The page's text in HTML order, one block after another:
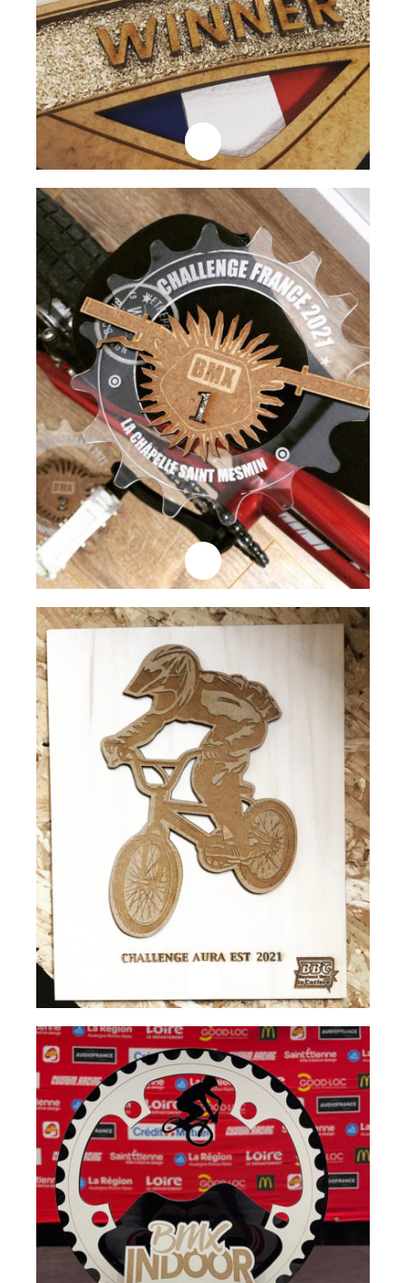
Lire la suite
Lire la suite
Professionnels
Plaque Trophée
Lire la suite
Professionnels
Plaque Trophée
Trophée BMX